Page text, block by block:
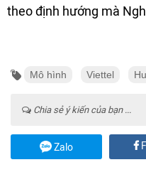
theo định hướng mà
Mô hình Viettel
Chia sẻ ý kiến của bạn ...
Zalo